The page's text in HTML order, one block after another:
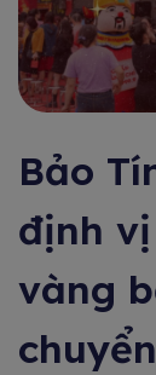
Bảo
định
vàng